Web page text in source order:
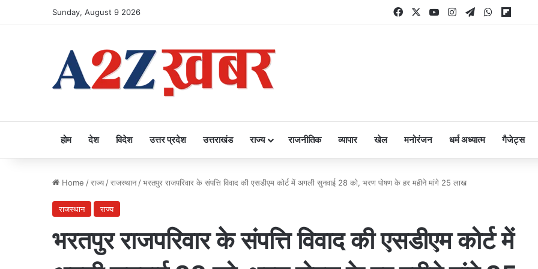
Sunday, August 9 2026 FacebookYouTubeInstagram
TelegramWhatsApp
होम देश विदेश उत्तर प्रदेश उत्तराखंड राज्य राजनीतिक व्यापार खेल मनोरंजन धर्म अध्यात्म गैजेट्स
Home /राज्य /राजस्थान /भरतपुर राजपरिवार के संपत्ति विवाद की एसडीएम कोर्ट में अगली सुनवाई 28 को, भरण पोषण के हर महीने मांगे 25 लाख
राजस्थान राज्य
भरतपुर राजपरिवार के संपत्ति विवाद की एसडीएम कोर्ट में